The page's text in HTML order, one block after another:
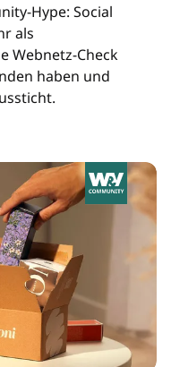
Hype: Social
als
Webnetz-Check
haben und